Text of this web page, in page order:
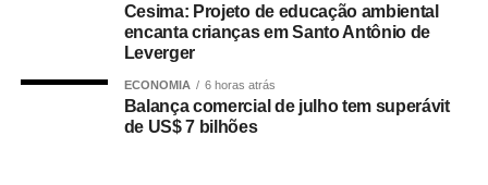
pessoas e analisou a relação entre composição corporal,
força muscular e desenvolvimento de demência.
Os resultados mostraram que tanto a sarcopenia isolada
quanto a obesidade sarcopênica estavam associadas a
um risco maior de declínio cognitivo. Um dos achados
Cesima: Projeto de educação ambiental
encanta crianças em Santo Antônio de
Leverger
ECONOMIA 6 horas atrás
Balança comercial de julho tem superávit
de US$ 7 bilhões